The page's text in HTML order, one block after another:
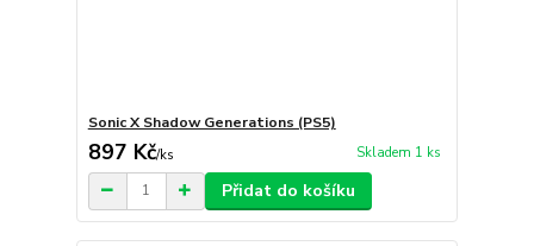
Sonic X Shadow Generations (PS5)
897 Kč/ks Skladem 1 ks
Přidat do košíku